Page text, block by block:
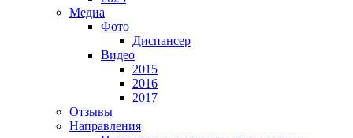
Медиа
Фото
Диспансер
Видео
2015
2016
2017
Отзывы
Направления